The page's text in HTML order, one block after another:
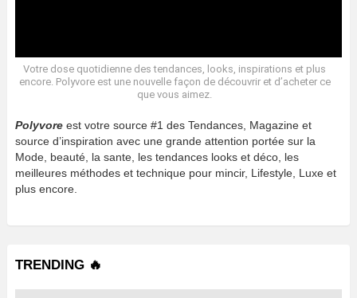
Votre dose quotidienne des tendances, looks, inspirations et plus
encore. Polyvore est une nouvelle façon de découvrir et d’acheter ce
que vous aimez.
Polyvore est votre source #1 des Tendances, Magazine et
source d’inspiration avec une grande attention portée sur la
Mode, beauté, la sante, les tendances looks et déco, les
meilleures méthodes et technique pour mincir, Lifestyle, Luxe et
plus encore.
TRENDING 🔥